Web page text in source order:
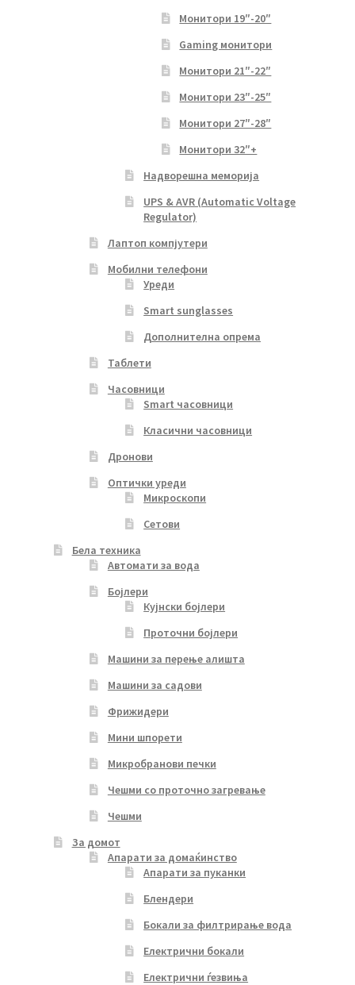
Монитори 19″-20″
Gaming монитори
Монитори 21″-22″
Монитори 23″-25″
Монитори 27″-28″
Монитори 32″+
Надворешна меморија
UPS & AVR (Automatic Voltage
Regulator)
Лаптоп компјутери
Мобилни телефони
Уреди
Smart sunglasses
Дополнителна опрема
Таблети
Часовници
Smart часовници
Класични часовници
Дронови
Оптички уреди
Микроскопи
Сетови
Бела техника
Автомати за вода
Бојлери
Кујнски бојлери
Проточни бојлери
Машини за перење алишта
Машини за садови
Фрижидери
Мини шпорети
Микробранови печки
Чешми со проточно загревање
Чешми
За домот
Апарати за домаќинство
Апарати за пуканки
Блендери
Бокали за филтрирање вода
Електрични бокали
Електрични ѓезвиња